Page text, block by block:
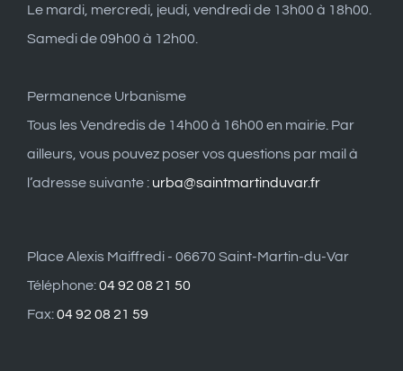
Le mardi, mercredi, jeudi, vendredi de 13h00 à 18h00.
Samedi de 09h00 à 12h00.
Permanence Urbanisme
Tous les Vendredis de 14h00 à 16h00 en mairie. Par
ailleurs, vous pouvez poser vos questions par mail à
l’adresse suivante : urba@saintmartinduvar.fr
Place Alexis Maiffredi - 06670 Saint-Martin-du-Var
Téléphone:04 92 08 21 50
Fax:04 92 08 21 59